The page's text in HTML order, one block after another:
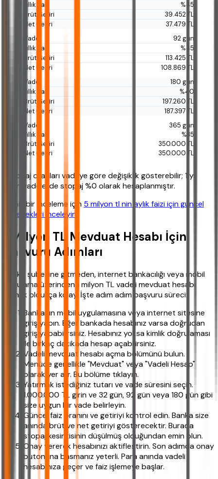
%45
39.452 TL
37.479 TL
92 gün
%45
113.425 TL
108.869 TL
180 gün
%40
197.260 TL
187.397 TL
365 gün
%35
350.000 TL
350.000 TL
*Stopaj oranları vadeye göre değişiklik gösterebilir; 1 yıl
üzeri vadelerde stopaj %0 olarak hesaplanmıştır.
Geniş bir inceleme için 5 milyon tl nin aylık faizi için güncel
seçenekleri inceleyin
1 Milyon TL Mevduat Hesabı İçin
Başvuru Adımları
Banka şubesine gitmeden, internet bankacılığı veya mobil
uygulama üzerinden 1 milyon TL vadeli mevduat hesabı
açmak oldukça kolay. İşte adım adım başvuru süreci:
Bankanın mobil uygulamasına veya internet sitesine
giriş yapın. Eğer bankada hesabınız varsa doğrudan
giriş yapabilirsiniz. Hesabınız yoksa kimlik doğrulaması
ile birkaç dakikada hesap açabilirsiniz.
Vadeli mevduat hesabı açma bölümünü bulun.
Menüde genellikle "Mevduat" veya "Vadeli Hesap"
olarak yer alır. Bu bölüme tıklayın.
Yatırmak istediğiniz tutarı ve vade süresini seçin.
1.000.000 TL girin ve 32 gün, 92 gün veya 180 gün gibi
size uygun bir vade belirleyin.
Güncel faiz oranını ve getiriyi kontrol edin. Banka size
anında brüt ve net getiriyi gösterecektir. Burada
stopaj kesintisinin düşülmüş olduğundan emin olun.
Onay vererek hesabınızı aktifleştirin. Son adımda onay
butonuna basmanız yeterli. Para anında vadeli
hesabınıza geçer ve faiz işlemeye başlar.